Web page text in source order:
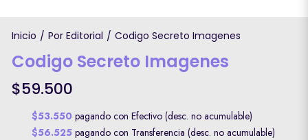
Inicio / Por Editorial / Codigo Secreto Imagenes
Codigo Secreto Imagenes
$59.500
$53.550 pagando con Efectivo (desc. no acumulable)
$56.525 pagando con Transferencia (desc. no acumulable)